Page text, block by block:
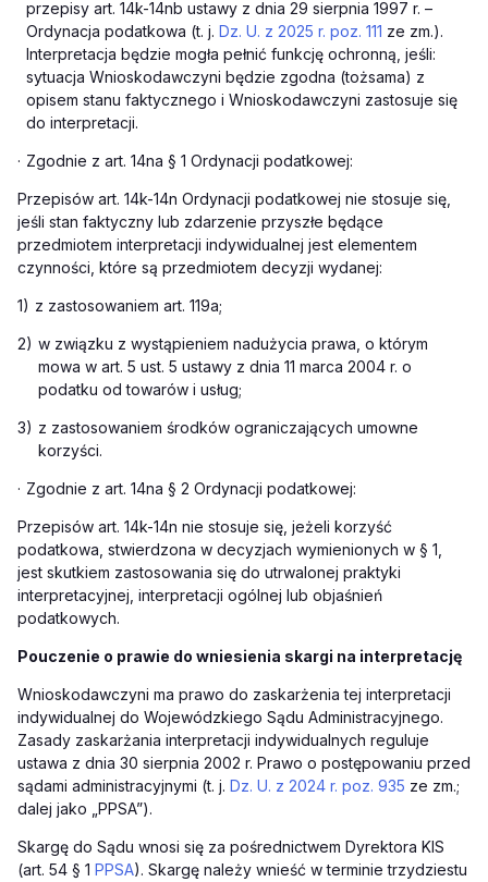
przepisy art. 14k-14nb ustawy z dnia 29 sierpnia 1997 r. –
Ordynacja podatkowa (t. j. Dz. U. z 2025 r. poz. 111 ze zm.).
Interpretacja będzie mogła pełnić funkcję ochronną, jeśli:
sytuacja Wnioskodawczyni będzie zgodna (tożsama) z
opisem stanu faktycznego i Wnioskodawczyni zastosuje się
do interpretacji.
· Zgodnie z art. 14na § 1 Ordynacji podatkowej:
Przepisów art. 14k-14n Ordynacji podatkowej nie stosuje się,
jeśli stan faktyczny lub zdarzenie przyszłe będące
przedmiotem interpretacji indywidualnej jest elementem
czynności, które są przedmiotem decyzji wydanej:
1) z zastosowaniem art. 119a;
2) w związku z wystąpieniem nadużycia prawa, o którym
mowa w art. 5 ust. 5 ustawy z dnia 11 marca 2004 r. o
podatku od towarów i usług;
3) z zastosowaniem środków ograniczających umowne
korzyści.
· Zgodnie z art. 14na § 2 Ordynacji podatkowej:
Przepisów art. 14k-14n nie stosuje się, jeżeli korzyść
podatkowa, stwierdzona w decyzjach wymienionych w § 1,
jest skutkiem zastosowania się do utrwalonej praktyki
interpretacyjnej, interpretacji ogólnej lub objaśnień
podatkowych.
Pouczenie o prawie do wniesienia skargi na interpretację
Wnioskodawczyni ma prawo do zaskarżenia tej interpretacji
indywidualnej do Wojewódzkiego Sądu Administracyjnego.
Zasady zaskarżania interpretacji indywidualnych reguluje
ustawa z dnia 30 sierpnia 2002 r. Prawo o postępowaniu przed
sądami administracyjnymi (t. j. Dz. U. z 2024 r. poz. 935 ze zm.;
dalej jako „PPSA”).
Skargę do Sądu wnosi się za pośrednictwem Dyrektora KIS
(art. 54 § 1 PPSA). Skargę należy wnieść w terminie trzydziestu